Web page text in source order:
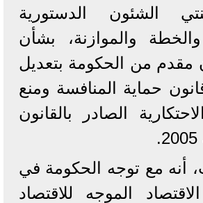
الشئون الدستورية
والخطة والموازنة، بشأن
مقدم من الحكومة بتعديل
حماية المنافسة ومنع
الصادر بالقانون
أنه مع توجه الحكومة في
الموجه للاقتصاد